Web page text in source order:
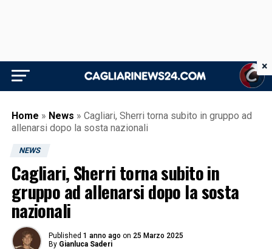
Home » News » Cagliari, Sherri torna subito in gruppo ad
allenarsi dopo la sosta nazionali
NEWS
Cagliari, Sherri torna subito in
gruppo ad allenarsi dopo la sosta
nazionali
Published 1 anno ago on 25 Marzo 2025
By Gianluca Saderi
×